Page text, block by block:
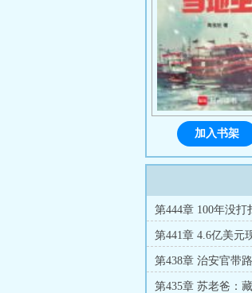
加入书架
第444章 100年没
变天目！
第441章 4.6亿美元
友……
第438章 治安官带
金！
第435章 苏老爸：